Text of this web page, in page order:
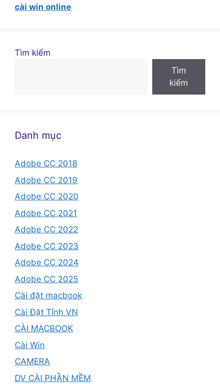
cài win online
Tìm kiếm
Tìm
kiếm
Danh mục
Adobe CC 2018
Adobe CC 2019
Adobe CC 2020
Adobe CC 2021
Adobe CC 2022
Adobe CC 2023
Adobe CC 2024
Adobe CC 2025
Cài đặt macbook
Cài Đặt Tỉnh VN
CÀI MACBOOK
Cài Win
CAMERA
DV CÀI PHẦN MỀM